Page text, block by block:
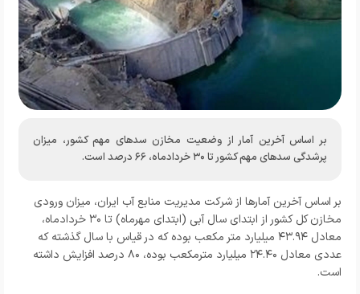
بر اساس آخرین آمار از وضعیت مخازن سدهای مهم کشور، میزان
پرشدگی سدهای مهم کشور تا ۳۰ خردادماه، ۶۶ درصد است.
بر اساس آخرین آمارها از شرکت مدیریت منابع آب ایران، ‌میزان ورودی
مخازن کل کشور از ابتدای سال آبی (ابتدای مهرماه) تا ۳۰ خردادماه،
معادل ۴۳.۹۴ میلیارد متر مکعب بوده که در قیاس با سال گذشته که
عددی معادل ۲۴.۴۰ میلیارد مترمکعب بوده، ۸۰ درصد افزایش داشته
است.